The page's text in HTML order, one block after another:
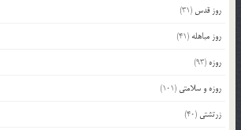
روز قدس (31)
روز مباهله (41)
روزه (93)
روزه و سلامتی (101)
زرتشتی (40)